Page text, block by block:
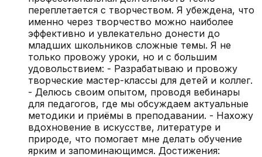
переплетается с творчеством. Я убеждена, что
именно через творчество можно наиболее
эффективно и увлекательно донести до
младших школьников сложные темы. Я не
только провожу уроки, но и с большим
удовольствием: - Разрабатываю и провожу
творческие мастер-классы для детей и коллег.
- Делюсь своим опытом, проводя вебинары
для педагогов, где мы обсуждаем актуальные
методики и приёмы в преподавании. - Нахожу
вдохновение в искусстве, литературе и
природе, что помогает мне делать обучение
ярким и запоминающимся. Достижения: